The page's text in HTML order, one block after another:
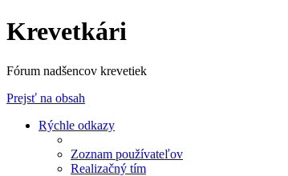
Krevetkári
Fórum nadšencov krevetiek
Prejsť na obsah
Rýchle odkazy
Zoznam používateľov
Realizačný tím